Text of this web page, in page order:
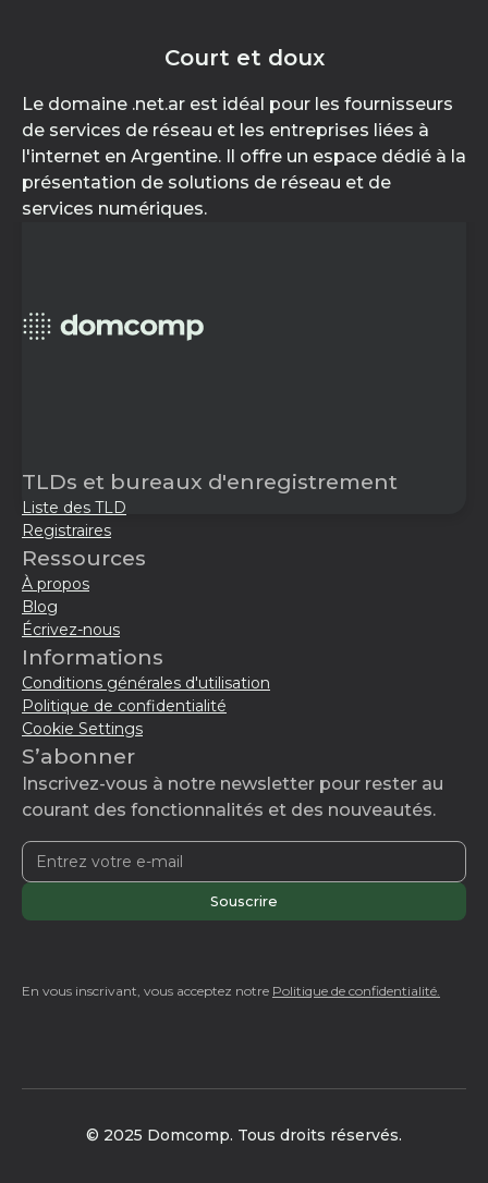
Court et doux
Le domaine .net.ar est idéal pour les fournisseurs
de services de réseau et les entreprises liées à
l'internet en Argentine. Il offre un espace dédié à la
présentation de solutions de réseau et de
services numériques.
TLDs et bureaux d'enregistrement
Liste des TLD
Registraires
Ressources
À propos
Blog
Écrivez-nous
Informations
Conditions générales d'utilisation
Politique de confidentialité
Cookie Settings
S’abonner
Inscrivez-vous à notre newsletter pour rester au
courant des fonctionnalités et des nouveautés.
En vous inscrivant, vous acceptez notre Politique de confidentialité.
© 2025 Domcomp. Tous droits réservés.